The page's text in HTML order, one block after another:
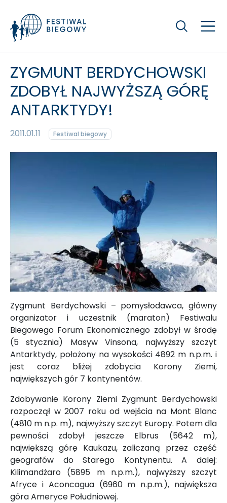
Szukaj
ZYGMUNT BERDYCHOWSKI
ZDOBYŁ NAJWYŻSZĄ GÓRĘ
ANTARKTYDY!
2011.01.11 Festiwal biegowy
Zygmunt Berdychowski – pomysłodawca, główny
organizator i uczestnik (maraton) Festiwalu
Biegowego Forum Ekonomicznego zdobył w środę
(5 stycznia) Masyw Vinsona, najwyższy szczyt
Antarktydy, położony na wysokości 4892 m n.p.m. i
jest coraz bliżej zdobycia Korony Ziemi,
największych gór 7 kontynentów.
Zdobywanie Korony Ziemi Zygmunt Berdychowski
rozpoczął w 2007 roku od wejścia na Mont Blanc
(4810 m n.p. m), najwyższy szczyt Europy. Potem dla
pewności zdobył jeszcze Elbrus (5642 m),
największą górę Kaukazu, zaliczaną przez część
geografów do Starego Kontynentu. A dalej:
Kilimandżaro (5895 m n.p.m.), najwyższy szczyt
Afryce i Aconcagua (6960 m n.p.m.), największa
góra Ameryce Południowej.